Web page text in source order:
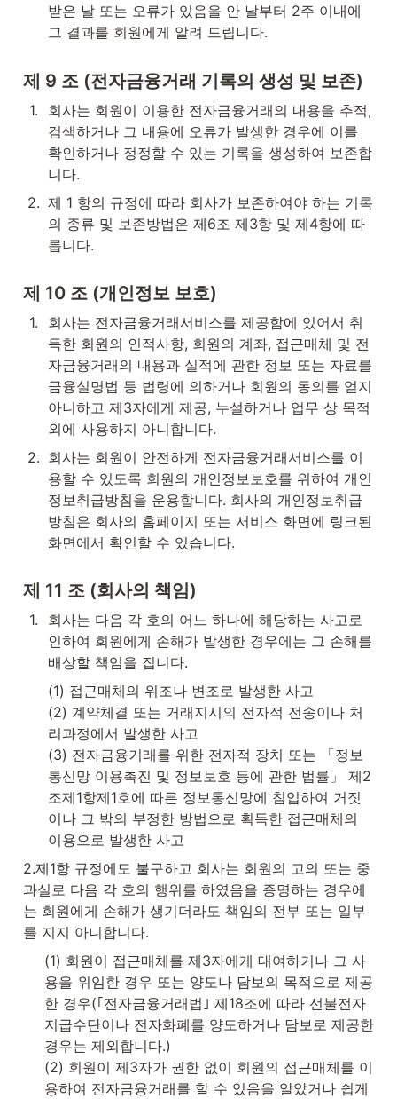
받은 날 또는 오류가 있음을 안 날부터 2주 이내에
그 결과를 회원에게 알려 드립니다.
제 9 조 (전자금융거래 기록의 생성 및 보존)
1.
회사는 회원이 이용한 전자금융거래의 내용을 추적,
검색하거나 그 내용에 오류가 발생한 경우에 이를
확인하거나 정정할 수 있는 기록을 생성하여 보존합
니다.
2. 제 1 항의 규정에 따라 회사가 보존하여야 하는 기록
의 종류 및 보존방법은 제6조 제3항 및 제4항에 따
릅니다.
제 10 조 (개인정보 보호)
1.
회사는 전자금융거래서비스를 제공함에 있어서 취
득한 회원의 인적사항, 회원의 계좌, 접근매체 및 전
자금융거래의 내용과 실적에 관한 정보 또는 자료를
금융실명법 등 법령에 의하거나 회원의 동의를 얻지
아니하고 제3자에게 제공, 누설하거나 업무 상 목적
외에 사용하지 아니합니다.
2. 회사는 회원이 안전하게 전자금융거래서비스를 이
용할 수 있도록 회원의 개인정보보호를 위하여 개인
정보취급방침을 운용합니다. 회사의 개인정보취급
방침은 회사의 홈페이지 또는 서비스 화면에 링크된
화면에서 확인할 수 있습니다.
제 11 조 (회사의 책임)
1.
회사는 다음 각 호의 어느 하나에 해당하는 사고로
인하여 회원에게 손해가 발생한 경우에는 그 손해를
배상할 책임을 집니다.
(1) 접근매체의 위조나 변조로 발생한 사고
(2) 계약체결 또는 거래지시의 전자적 전송이나 처
리과정에서 발생한 사고
(3) 전자금융거래를 위한 전자적 장치 또는 「정보
통신망 이용촉진 및 정보보호 등에 관한 법률」 제2
조제1항제1호에 따른 정보통신망에 침입하여 거짓
이나 그 밖의 부정한 방법으로 획득한 접근매체의
이용으로 발생한 사고
2.제1항 규정에도 불구하고 회사는 회원의 고의 또는 중
과실로 다음 각 호의 행위를 하였음을 증명하는 경우에
는 회원에게 손해가 생기더라도 책임의 전부 또는 일부
를 지지 아니합니다.
(1) 회원이 접근매체를 제3자에게 대여하거나 그 사
용을 위임한 경우 또는 양도나 담보의 목적으로 제공
한 경우(｢전자금융거래법｣ 제18조에 따라 선불전자
지급수단이나 전자화폐를 양도하거나 담보로 제공한
경우는 제외합니다.)
(2) 회원이 제3자가 권한 없이 회원의 접근매체를 이
용하여 전자금융거래를 할 수 있음을 알았거나 쉽게